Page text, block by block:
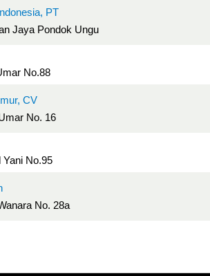
PT
Jaya Pondok Ungu
No.88
CV
No. 16
No.95
No. 28a